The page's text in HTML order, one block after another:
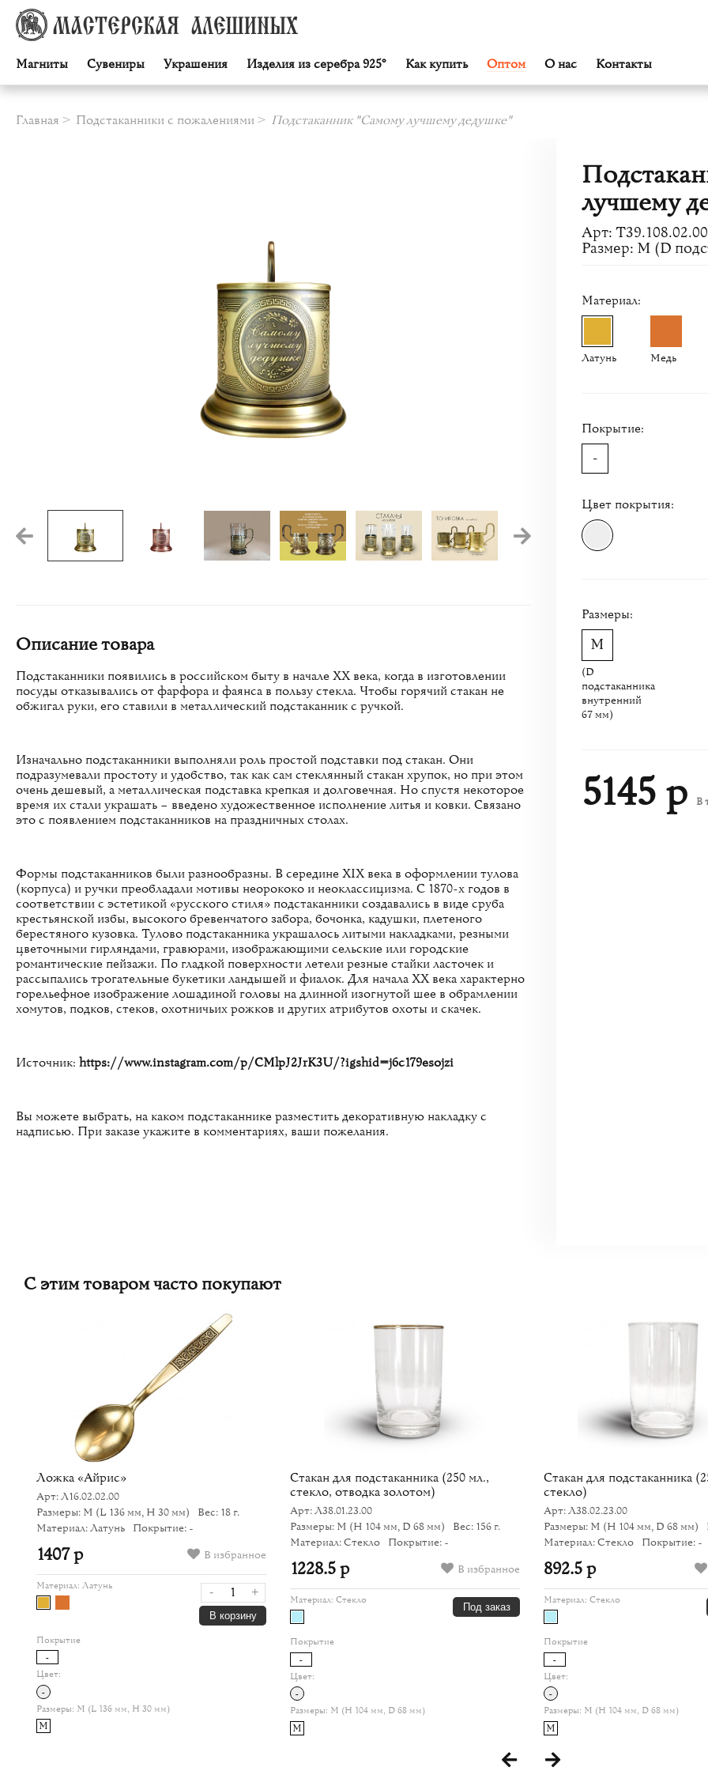
Магниты Сувениры Украшения Изделия из серебра 925° Как купить Оптом О нас Контакты
Главная Подстаканники с пожалениями Подстаканник "Самому лучшему дедушке"
Описание товара
Подстаканники появились в российском быту в начале XX века, когда в изготовлении
посуды отказывались от фарфора и фаянса в пользу стекла. Чтобы горячий стакан не
обжигал руки, его ставили в металлический подстаканник с ручкой.
Изначально подстаканники выполняли роль простой подставки под стакан. Они
подразумевали простоту и удобство, так как сам стеклянный стакан хрупок, но при этом
очень дешевый, а металлическая подставка крепкая и долговечная. Но спустя некоторое
время их стали украшать – введено художественное исполнение литья и ковки. Связано
это с появлением подстаканников на праздничных столах.
Формы подстаканников были разнообразны. В середине XIX века в оформлении тулова
(корпуса) и ручки преобладали мотивы неорококо и неоклассицизма. С 1870-х годов в
соответствии с эстетикой «русского стиля» подстаканники создавались в виде сруба
крестьянской избы, высокого бревенчатого забора, бочонка, кадушки, плетеного
берестяного кузовка. Тулово подстаканника украшалось литыми накладками, резными
цветочными гирляндами, гравюрами, изображающими сельские или городские
романтические пейзажи. По гладкой поверхности летели резные стайки ласточек и
рассыпались трогательные букетики ландышей и фиалок. Для начала ХХ века характерно
горельефное изображение лошадиной головы на длинной изогнутой шее в обрамлении
хомутов, подков, стеков, охотничьих рожков и других атрибутов охоты и скачек.
Источник: https://www.instagram.com/p/CMlpJ2JrK3U/?igshid=j6c179esojzi
Вы можете выбрать, на каком подстаканнике разместить декоративную накладку с
надписью. При заказе укажите в комментариях, ваши пожелания.
лучшему
Арт: Т39.108.02.00
Размер: M (D
Материал:
Латунь Медь
Покрытие:
-
Цвет покрытия:
Размеры:
(D
подстаканника
внутренний
67 мм)
5145 р В
С этим товаром часто покупают
Ложка «Айрис»
Арт: Л16.02.02.00
Размеры: M (L 136 мм, H 30 мм)
Вес: 18 г.
Материал: Латунь
Покрытие: -
В избранное
1407 р
Материал: Латунь - +
В корзину
Покрытие
-
Цвет:
-
Размеры: M (L 136 мм, H 30 мм)
M
Стакан для подстаканника (250 мл.,
стекло, отводка золотом)
Арт: Л38.01.23.00
Размеры: M (H 104 мм, D 68 мм)
Вес: 156 г.
Материал: Стекло
Покрытие: -
В избранное
1228.5 р
Материал: Стекло
Под заказ
Покрытие
-
Цвет:
-
Размеры: M (H 104 мм, D 68 мм)
M
Стакан для подстаканника
стекло)
Арт: Л38.02.23.00
Размеры: M (H 104 мм, D 68 мм)
Материал: Стекло
Покрытие: -
892.5 р
Материал: Стекло
Покрытие
-
Цвет:
-
Размеры: M (H 104 мм, D 68 мм)
M